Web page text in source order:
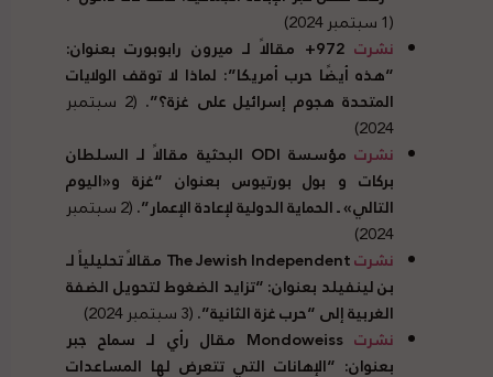
(1 سبتمبر 2024)
نشرت
972+ مقالاً لـ ميرون رابوبورت بعنوان:
“هذه أيضًا حرب أمريكا”: لماذا لا توقف الولايات
المتحدة هجوم إسرائيل على غزة؟”.
(2 سبتمبر
2024)
نشرتمؤسسة ODI البحثية مقالاً لـ السلطان
بركات و بول بورتيوس بعنوان “غزة و«اليوم
التالي» ـ الحماية الدولية لإعادة الإعمار”.
(2 سبتمبر
2024)
نشرتThe Jewish Independent مقالاً تحليلياً لـ
بن لينفيلد بعنوان: “تزايد الضغوط لتحويل الضفة
الغربية إلى “حرب غزة الثانية”.(3 سبتمبر 2024)
نشرت Mondoweiss مقال رأي لـ سماح جبر
بعنوان: “الإهانات التي تتعرض لها المساعدات